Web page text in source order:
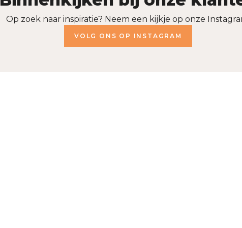
Op zoek naar inspiratie? Neem een kijkje op onze
VOLG ONS OP INSTAGRAM